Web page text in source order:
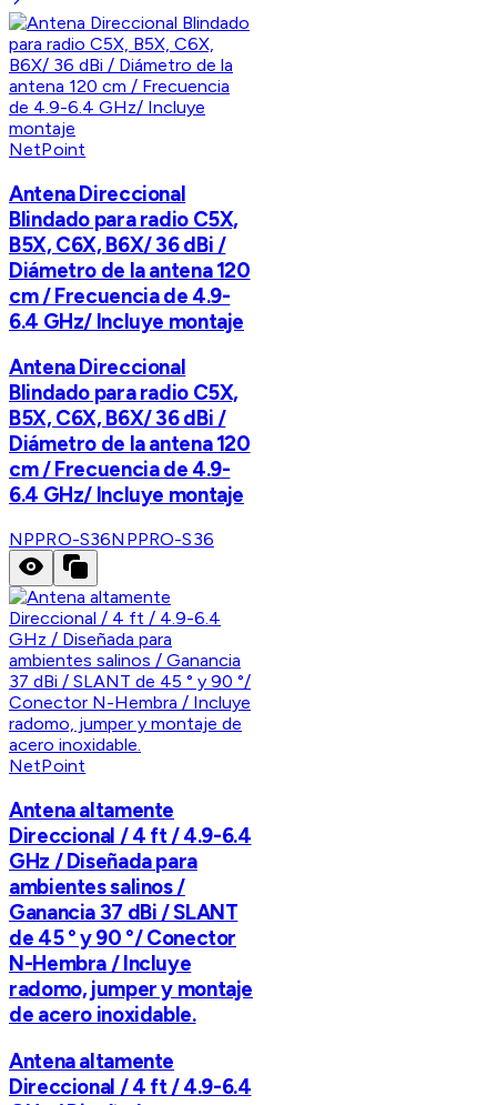
NetPoint
Antena Direccional
Blindado para radio C5X,
B5X, C6X, B6X/ 36 dBi /
Diámetro de la antena 120
cm / Frecuencia de 4.9-
6.4 GHz/ Incluye montaje
Antena Direccional
Blindado para radio C5X,
B5X, C6X, B6X/ 36 dBi /
Diámetro de la antena 120
cm / Frecuencia de 4.9-
6.4 GHz/ Incluye montaje
NPPRO-S36NPPRO-S36
NetPoint
Antena altamente
Direccional / 4 ft / 4.9-6.4
GHz / Diseñada para
ambientes salinos /
Ganancia 37 dBi / SLANT
de 45 ° y 90 °/ Conector
N-Hembra / Incluye
radomo, jumper y montaje
de acero inoxidable.
Antena altamente
Direccional / 4 ft / 4.9-6.4